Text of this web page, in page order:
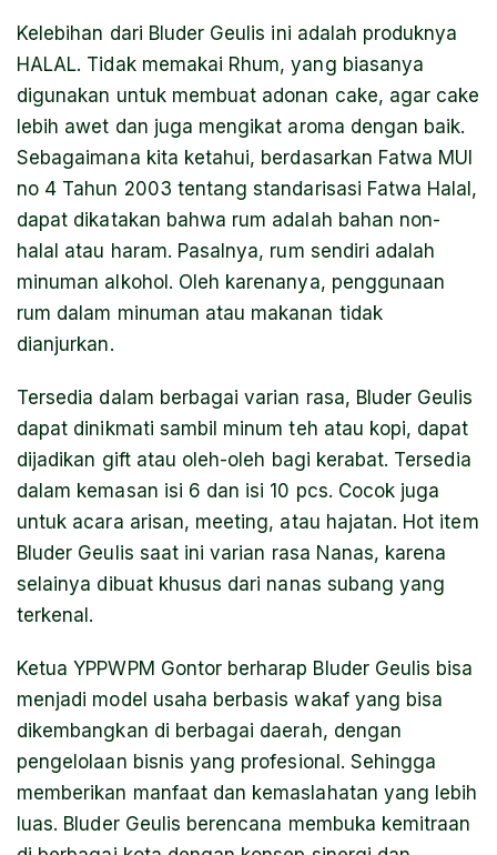
Kelebihan dari Bluder Geulis ini adalah produknya
HALAL. Tidak memakai Rhum, yang biasanya
digunakan untuk membuat adonan cake, agar cake
lebih awet dan juga mengikat aroma dengan baik.
Sebagaimana kita ketahui, berdasarkan Fatwa MUI
no 4 Tahun 2003 tentang standarisasi Fatwa Halal,
dapat dikatakan bahwa rum adalah bahan non-
halal atau haram. Pasalnya, rum sendiri adalah
minuman alkohol. Oleh karenanya, penggunaan
rum dalam minuman atau makanan tidak
dianjurkan.
Tersedia dalam berbagai varian rasa, Bluder Geulis
dapat dinikmati sambil minum teh atau kopi, dapat
dijadikan gift atau oleh-oleh bagi kerabat. Tersedia
dalam kemasan isi 6 dan isi 10 pcs. Cocok juga
untuk acara arisan, meeting, atau hajatan. Hot item
Bluder Geulis saat ini varian rasa Nanas, karena
selainya dibuat khusus dari nanas subang yang
terkenal.
Ketua YPPWPM Gontor berharap Bluder Geulis bisa
menjadi model usaha berbasis wakaf yang bisa
dikembangkan di berbagai daerah, dengan
pengelolaan bisnis yang profesional. Sehingga
memberikan manfaat dan kemaslahatan yang lebih
luas. Bluder Geulis berencana membuka kemitraan